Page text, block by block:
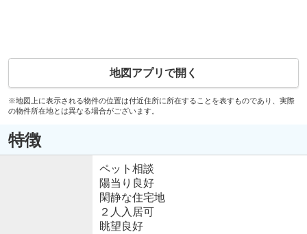
地図アプリで開く
※地図上に表示される物件の位置は付近住所に所在することを表すものであり、実際
の物件所在地とは異なる場合がございます。
特徴
ペット相談
陽当り良好
閑静な住宅地
２人入居可
眺望良好